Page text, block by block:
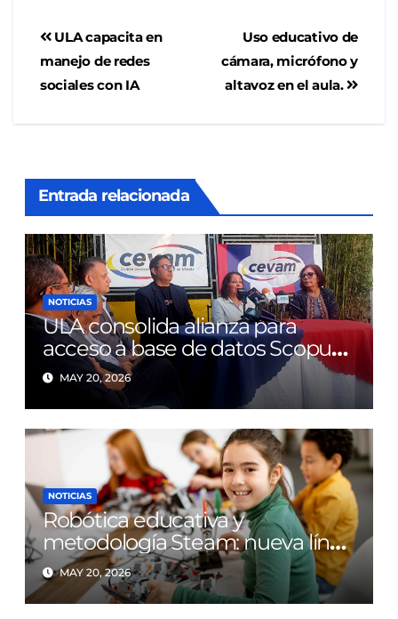
Uso educativo de
cámara, micrófono y
altavoz en el aula.
ULA capacita en
manejo de redes
sociales con IA
Entrada relacionada
NOTICIAS
ULA consolida alianza para
acceso a base de datos Scopus
tras diez años de limitaciones
MAY 20, 2026
NOTICIAS
Robótica educativa y
metodología Steam: nueva línea
de investigación en la FAHE-
ULA
MAY 20, 2026